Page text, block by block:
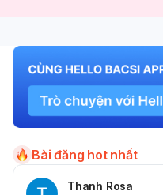
Bài đăng hot nhất
Thanh Rosa